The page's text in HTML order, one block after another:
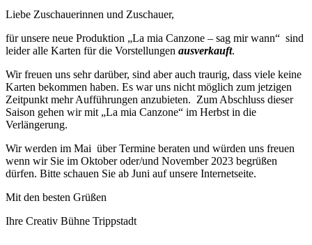
Liebe Zuschauerinnen und Zuschauer,
für unsere neue Produktion „La mia Canzone – sag mir wann“ sind
leider alle Karten für die Vorstellungen ausverkauft.
Wir freuen uns sehr darüber, sind aber auch traurig, dass viele keine
Karten bekommen haben. Es war uns nicht möglich zum jetzigen
Zeitpunkt mehr Aufführungen anzubieten. Zum Abschluss dieser
Saison gehen wir mit „La mia Canzone“ im Herbst in die
Verlängerung.
Wir werden im Mai über Termine beraten und würden uns freuen
wenn wir Sie im Oktober oder/und November 2023 begrüßen
dürfen. Bitte schauen Sie ab Juni auf unsere Internetseite.
Mit den besten Grüßen
Ihre Creativ Bühne Trippstadt